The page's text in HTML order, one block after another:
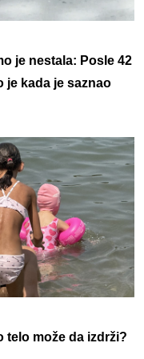
je nestala: Posle 42
je kada je saznao
može da izdrži?